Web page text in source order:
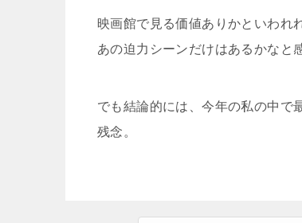
映画館で見る価値ありかといわれ
あの迫力シーンだけはあるかなと
でも結論的には、今年の私の中で
残念。